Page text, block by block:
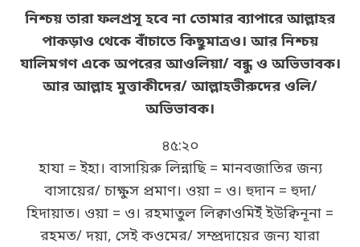
নিশ্চয় তারা ফলপ্রসূ হবে না তোমার ব্যাপারে আল্লাহর
পাকড়াও থেকে বাঁচাতে কিছুমাত্রও। আর নিশ্চয়
যালিমগণ একে অপরের আওলিয়া/ বন্ধু ও অভিভাবক।
আর আল্লাহ মুত্তাকীদের/ আল্লাহভীরুদের ওলি/
অভিভাবক।
৪৫:২০
হাযা = ইহা। বাসায়িরু লিন্নাছি = মানবজাতির জন্য
বাসায়ের/ চাক্ষুস প্রমাণ। ওয়া = ও। হুদান = হুদা/
হিদায়াত। ওয়া = ও। রহমাতুল লিক্বাওমিইঁ ইউক্বিনূনা =
রহমত/ দয়া, সেই কওমের/ সম্প্রদায়ের জন্য যারা